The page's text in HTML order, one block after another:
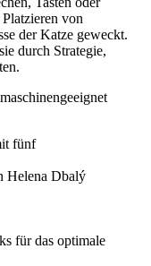
von
der Katze geweckt.
durch Strategie,
fünf
Helena Dbalý
für das optimale